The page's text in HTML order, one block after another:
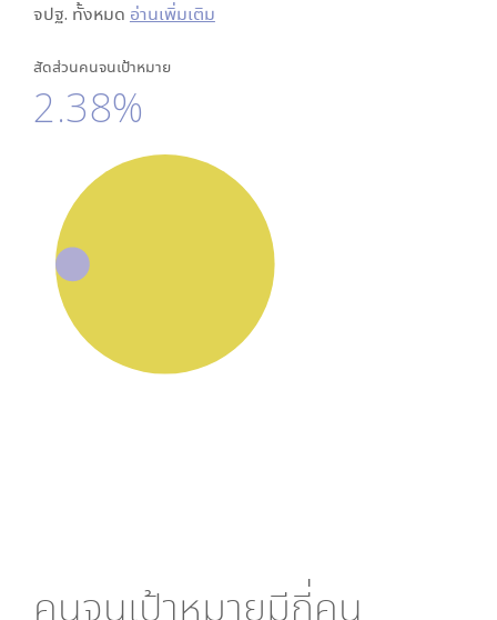
จปฐ. ทั้งหมด อ่านเพิ่มเติม
สัดส่วนคนจนเป้าหมาย
2.38%
คนจนเป้าหมายมีกี่คน